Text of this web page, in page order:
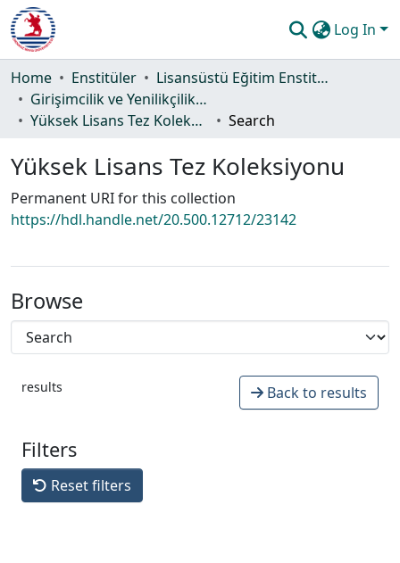
Log In
Communities & Collections
All of DSpace
Home Enstitüler
Lisansüstü Eğitim Enstitüsü
Girişimcilik ve Yenilikçilik Ana Bilim Dalı
Yüksek Lisans Tez Koleksiyonu
Search
Yüksek Lisans Tez Koleksiyonu
Permanent URI for this collection
https://hdl.handle.net/20.500.12712/23142
Browse
results Back to results
Filters
Reset filters